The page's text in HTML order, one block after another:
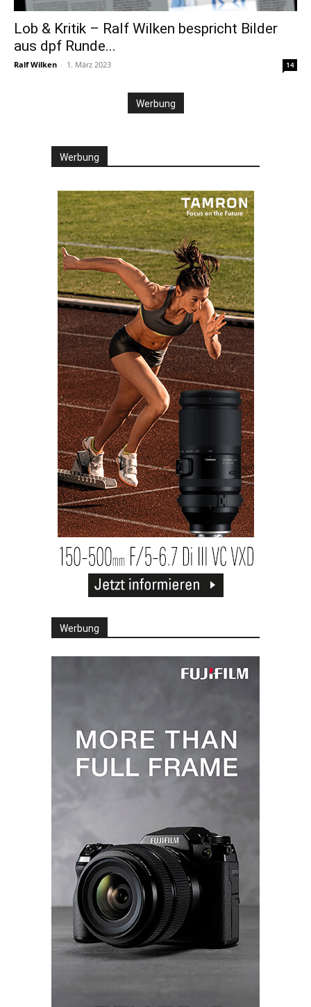
Lob & Kritik – Ralf Wilken bespricht Bilder
aus dpf Runde...
Ralf Wilken - 1. März 2023 14
Werbung
Werbung
Werbung